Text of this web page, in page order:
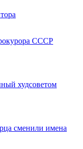
СССР
худсоветом
сменили имена